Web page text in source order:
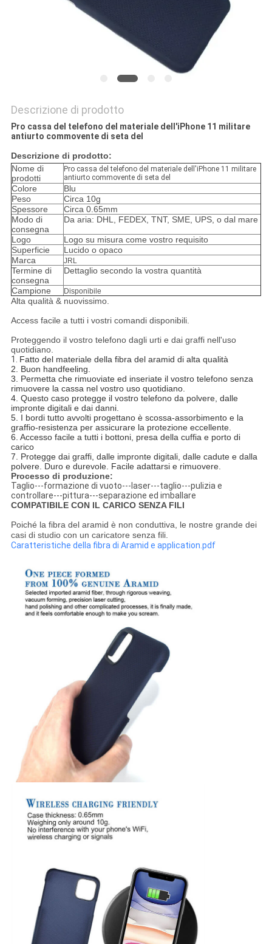
Descrizione di prodotto
Pro cassa del telefono del materiale dell'iPhone 11 militare
antiurto commovente di seta del
Descrizione di prodotto:
Nome di
prodotti
Pro cassa del telefono del materiale dell'iPhone 11 militare
antiurto commovente di seta del
Colore
Blu
Peso
Circa 10g
Spessore
Circa 0.65mm
Modo di
consegna
Da aria: DHL, FEDEX, TNT, SME, UPS, o dal mare
Logo
Logo su misura come vostro requisito
Superficie
Lucido o opaco
Marca
JRL
Termine di
consegna
Dettaglio secondo la vostra quantità
Campione Disponibile
Alta qualità & nuovissimo.
Access facile a tutti i vostri comandi disponibili.
Proteggendo il vostro telefono dagli urti e dai graffi nell'uso
quotidiano.
1. Fatto del materiale della fibra del aramid di alta qualità
2. Buon handfeeling.
3. Permetta che rimuoviate ed inseriate il vostro telefono senza
rimuovere la cassa nel vostro uso quotidiano.
4. Questo caso protegge il vostro telefono da polvere, dalle
impronte digitali e dai danni.
5. I bordi tutto avvolti progettano è scossa-assorbimento e la
graffio-resistenza per assicurare la protezione eccellente.
6. Accesso facile a tutti i bottoni, presa della cuffia e porto di
carico
7. Protegge dai graffi, dalle impronte digitali, dalle cadute e dalla
polvere. Duro e durevole. Facile adattarsi e rimuovere.
Processo di produzione:
Taglio---formazione di vuoto---laser---taglio---pulizia e
controllare---pittura---separazione ed imballare
COMPATIBILE CON IL CARICO SENZA FILI
Poiché la fibra del aramid è non conduttiva, le nostre grande dei
casi di studio con un caricatore senza fili.
Caratteristiche della fibra di Aramid e application.pdf